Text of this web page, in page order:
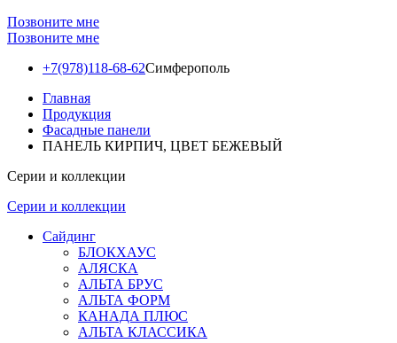
Позвоните мне
Позвоните мне
+7(978)118-68-62Симферополь
Главная
Продукция
Фасадные панели
ПАНЕЛЬ КИРПИЧ, ЦВЕТ БЕЖЕВЫЙ
Серии и коллекции
Серии и коллекции
Сайдинг
БЛОКХАУС
АЛЯСКА
АЛЬТА БРУС
АЛЬТА ФОРМ
КАНАДА ПЛЮС
АЛЬТА КЛАССИКА